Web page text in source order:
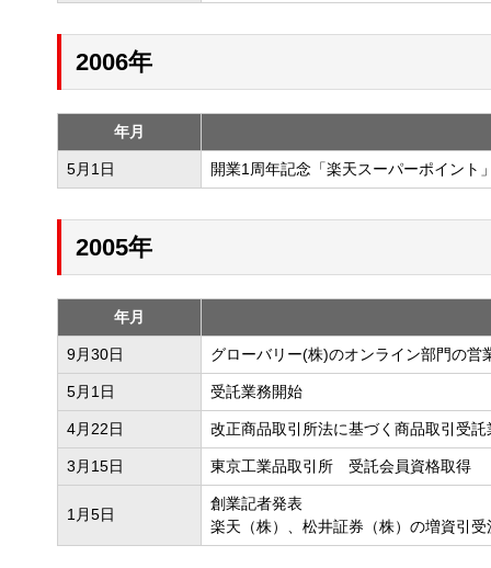
2006年
年月
5月1日 開業1周年記念「楽天スーパーポイント
2005年
年月
9月30日 グローバリー(株)のオンライン部門の営
5月1日 受託業務開始
4月22日 改正商品取引所法に基づく商品取引受託
3月15日 東京工業品取引所 受託会員資格取得
1月5日
創業記者発表
楽天（株）、松井証券（株）の増資引受